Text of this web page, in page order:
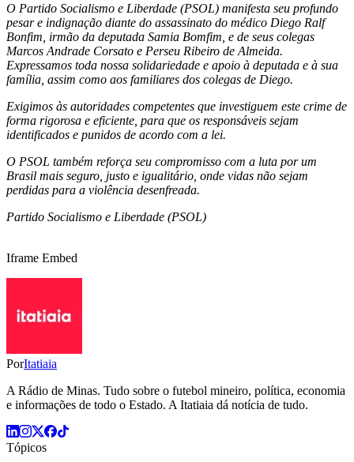
O Partido Socialismo e Liberdade (PSOL) manifesta seu profundo
pesar e indignação diante do assassinato do médico Diego Ralf
Bonfim, irmão da deputada Samia Bomfim, e de seus colegas
Marcos Andrade Corsato e Perseu Ribeiro de Almeida.
Expressamos toda nossa solidariedade e apoio à deputada e à sua
família, assim como aos familiares dos colegas de Diego.
Exigimos às autoridades competentes que investiguem este crime de
forma rigorosa e eficiente, para que os responsáveis sejam
identificados e punidos de acordo com a lei.
O PSOL também reforça seu compromisso com a luta por um
Brasil mais seguro, justo e igualitário, onde vidas não sejam
perdidas para a violência desenfreada.
Partido Socialismo e Liberdade (PSOL)
Iframe Embed
PorItatiaia
A Rádio de Minas. Tudo sobre o futebol mineiro, política, economia
e informações de todo o Estado. A Itatiaia dá notícia de tudo.
Tópicos